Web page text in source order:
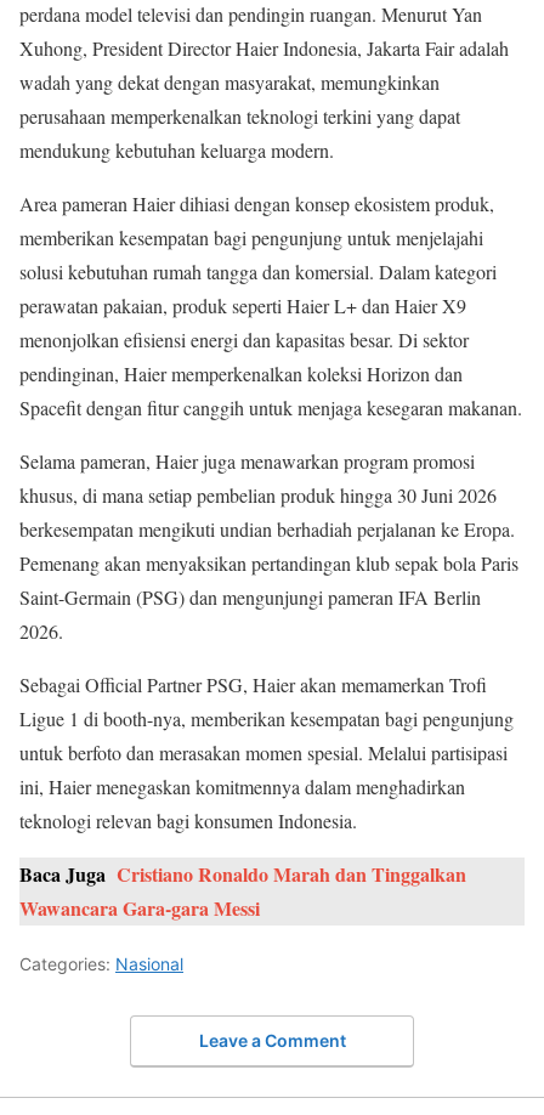
perdana model televisi dan pendingin ruangan. Menurut Yan
Xuhong, President Director Haier Indonesia, Jakarta Fair adalah
wadah yang dekat dengan masyarakat, memungkinkan
perusahaan memperkenalkan teknologi terkini yang dapat
mendukung kebutuhan keluarga modern.
Area pameran Haier dihiasi dengan konsep ekosistem produk,
memberikan kesempatan bagi pengunjung untuk menjelajahi
solusi kebutuhan rumah tangga dan komersial. Dalam kategori
perawatan pakaian, produk seperti Haier L+ dan Haier X9
menonjolkan efisiensi energi dan kapasitas besar. Di sektor
pendinginan, Haier memperkenalkan koleksi Horizon dan
Spacefit dengan fitur canggih untuk menjaga kesegaran makanan.
Selama pameran, Haier juga menawarkan program promosi
khusus, di mana setiap pembelian produk hingga 30 Juni 2026
berkesempatan mengikuti undian berhadiah perjalanan ke Eropa.
Pemenang akan menyaksikan pertandingan klub sepak bola Paris
Saint-Germain (PSG) dan mengunjungi pameran IFA Berlin
2026.
Sebagai Official Partner PSG, Haier akan memamerkan Trofi
Ligue 1 di booth-nya, memberikan kesempatan bagi pengunjung
untuk berfoto dan merasakan momen spesial. Melalui partisipasi
ini, Haier menegaskan komitmennya dalam menghadirkan
teknologi relevan bagi konsumen Indonesia.
Baca Juga Cristiano Ronaldo Marah dan Tinggalkan
Wawancara Gara-gara Messi
Categories: Nasional
Leave a Comment